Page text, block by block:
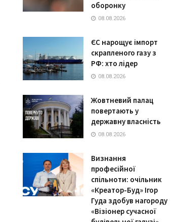
оборонку
08.08.2026
ЄС нарощує імпорт
скрапленого газу з
РФ: хто лідер
08.08.2026
Жовтневий палац
повертають у
державну власність
08.08.2026
Визнання
професійної
спільноти: очільник
«Креатор-Буд» Ігор
Гуда здобув нагороду
«Візіонер сучасної